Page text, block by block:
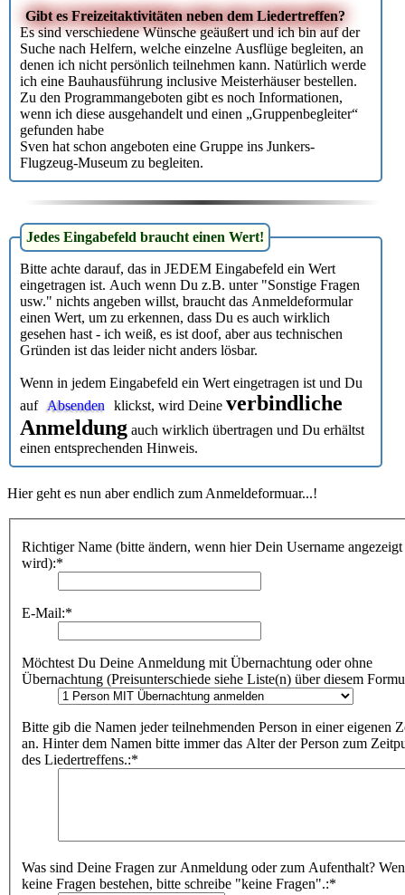
Gibt es Freizeitaktivitäten neben dem Liedertreffen?
Es sind verschiedene Wünsche geäußert und ich bin auf der
Suche nach Helfern, welche einzelne Ausflüge begleiten, an
denen ich nicht persönlich teilnehmen kann. Natürlich werde
ich eine Bauhausführung inclusive Meisterhäuser bestellen.
Zu den Programmangeboten gibt es noch Informationen,
wenn ich diese ausgehandelt und einen „Gruppenbegleiter“
gefunden habe
Sven hat schon angeboten eine Gruppe ins Junkers-
Flugzeug-Museum zu begleiten.
Jedes Eingabefeld braucht einen Wert!
Bitte achte darauf, das in JEDEM Eingabefeld ein Wert
eingetragen ist. Auch wenn Du z.B. unter "Sonstige Fragen
usw." nichts angeben willst, braucht das Anmeldeformular
einen Wert, um zu erkennen, dass Du es auch wirklich
gesehen hast - ich weiß, es ist doof, aber aus technischen
Gründen ist das leider nicht anders lösbar.
Wenn in jedem Eingabefeld ein Wert eingetragen ist und Du
auf Absenden klickst, wird Deine verbindliche
Anmeldung auch wirklich übertragen und Du erhältst
einen entsprechenden Hinweis.
Hier geht es nun aber endlich zum Anmeldeformuar...!
Richtiger Name (bitte ändern, wenn hier Dein Username angezeigt
wird):*
E-Mail:*
Möchtest Du Deine Anmeldung mit Übernachtung oder ohne
Übernachtung (Preisunterschiede siehe Liste(n) über diesem
Bitte gib die Namen jeder teilnehmenden Person in einer eigenen
an. Hinter dem Namen bitte immer das Alter der Person zum
des Liedertreffens.:*
Was sind Deine Fragen zur Anmeldung oder zum Aufenthalt?
keine Fragen bestehen, bitte schreibe "keine Fragen".:*